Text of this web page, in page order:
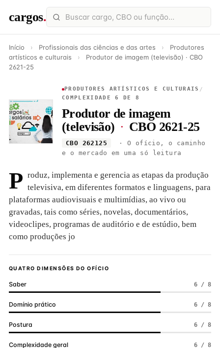
cargos.
Início › Profissionais das ciências e das artes ›
Produtores
artísticos e culturais
›
Produtor de imagem (televisão) · CBO
2621-25
PRODUTORES ARTÍSTICOS E CULTURAIS /
COMPLEXIDADE 6 DE 8
Produtor de imagem
(televisão) · CBO 2621-25
CBO 262125
· O ofício, o caminho
e o mercado em uma só leitura
P roduz, implementa e gerencia as etapas da produção
televisiva, em diferentes formatos e linguagens, para
plataformas audiovisuais e multimídias, ao vivo ou
gravadas, tais como séries, novelas, documentários,
videoclipes, programas de auditório e de estúdio, bem
como produções jo
QUATRO DIMENSÕES DO OFÍCIO
Saber 6 / 8
Domínio prático 6 / 8
Postura 6 / 8
Complexidade geral 6 / 8